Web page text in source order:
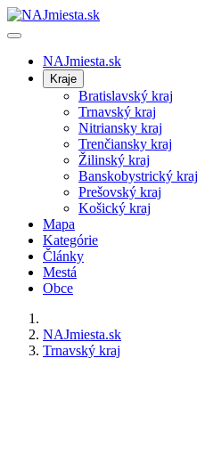
NAJmiesta.sk
Kraje
Bratislavský kraj
Trnavský kraj
Nitriansky kraj
Trenčiansky kraj
Žilinský kraj
Banskobystrický kraj
Prešovský kraj
Košický kraj
Mapa
Kategórie
Články
Mestá
Obce
NAJmiesta.sk
Trnavský kraj